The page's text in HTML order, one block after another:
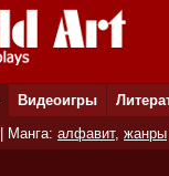
Видеоигры
| Манга: алфавит, жанры